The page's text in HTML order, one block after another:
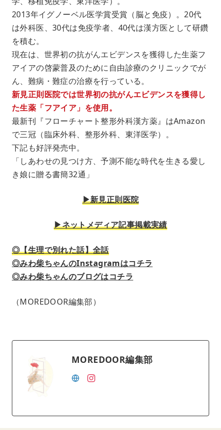
2013年イグノーベル医学賞受賞（脳と免疫）。20代
は外科医、30代は免疫学者、40代は漢方医として研鑽
を積む。
現在は、世界初の抗がんエビデンスを獲得した生薬フ
アイアの啓蒙普及のために自由診療のクリニックでが
ん、難病・難症の治療を行っている。
新見正則医院では世界初の抗がんエビデンスを獲得し
た生薬「フアイア」を使用。
最新刊『フローチャート整形外科漢方薬』はAmazon
で三冠（臨床外科、整形外科、東洋医学）。
下記も好評発売中。
「しあわせの見つけ方、予測不能な時代を生きる愛し
き娘に贈る書簡32通」
▶︎新見正則医院
▶︎ネットメディア記事掲載実績
◎【生理で別れた話】全話
◎みわ柴ちゃんのInstagramはコチラ
◎みわ柴ちゃんのブログはコチラ
（MOREDOOR編集部）
MOREDOOR編集部